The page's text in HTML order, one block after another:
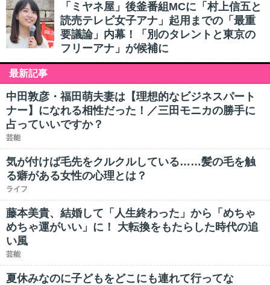
「ミヤネ屋」後釜番組MCに「村上信五と
読売テレビ女子アナ」起用までの「最重
要議論」内幕！「別のタレントと東京の
フリーアナ」が候補に
最新記事
中田敦彦・福田萌夫妻は【理想的なビジネスパート
ナー】になれる相性だった！／三田モニカの勝手に
占っていいですか？
芸能
気が付けば毛先をクルクルしている……髪の毛を触
る癖がある女性の心理とは？
ライフ
藤本美貴、結婚して「人生終わった」から「めちゃ
めちゃ運がいい」に！ 大転換をもたらした時代の追
い風
芸能
夏休みなのに子どもをどこにも連れて行ってな